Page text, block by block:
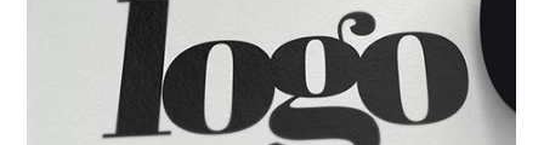
BRANDING